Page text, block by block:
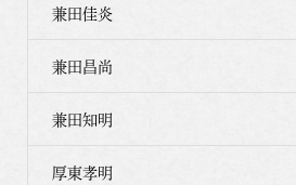
兼田佳炎
兼田昌尚
兼田知明
厚東孝明